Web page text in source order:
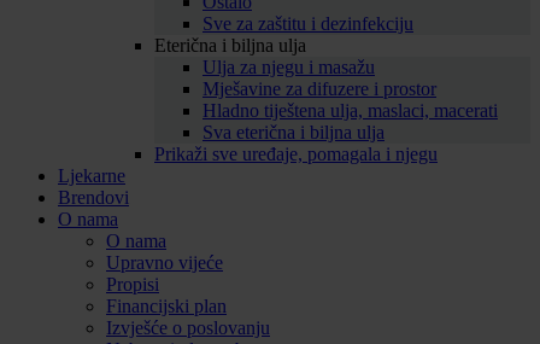
Sve za zaštitu i dezinfekciju
Eterična i biljna ulja
Ulja za njegu i masažu
Mješavine za difuzere i prostor
Hladno tiještena ulja, maslaci, macerati
Sva eterična i biljna ulja
Prikaži sve uređaje, pomagala i njegu
Ljekarne
Brendovi
O nama
O nama
Upravno vijeće
Propisi
Financijski plan
Izvješće o poslovanju